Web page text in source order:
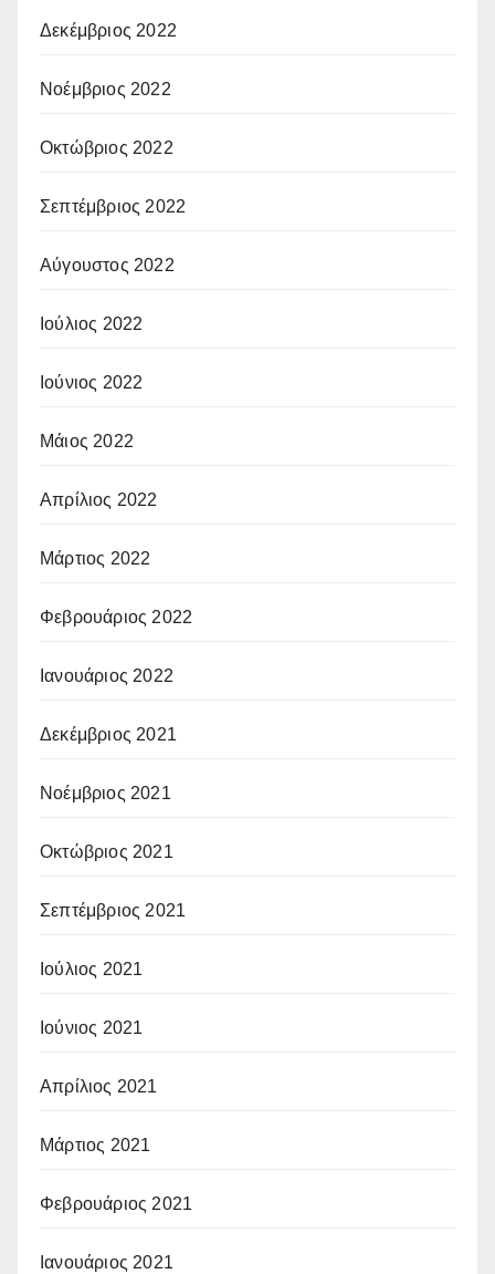
Δεκέμβριος 2022
Νοέμβριος 2022
Οκτώβριος 2022
Σεπτέμβριος 2022
Αύγουστος 2022
Ιούλιος 2022
Ιούνιος 2022
Μάιος 2022
Απρίλιος 2022
Μάρτιος 2022
Φεβρουάριος 2022
Ιανουάριος 2022
Δεκέμβριος 2021
Νοέμβριος 2021
Οκτώβριος 2021
Σεπτέμβριος 2021
Ιούλιος 2021
Ιούνιος 2021
Απρίλιος 2021
Μάρτιος 2021
Φεβρουάριος 2021
Ιανουάριος 2021